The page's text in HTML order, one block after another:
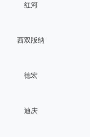
红河
西双版纳
德宏
迪庆